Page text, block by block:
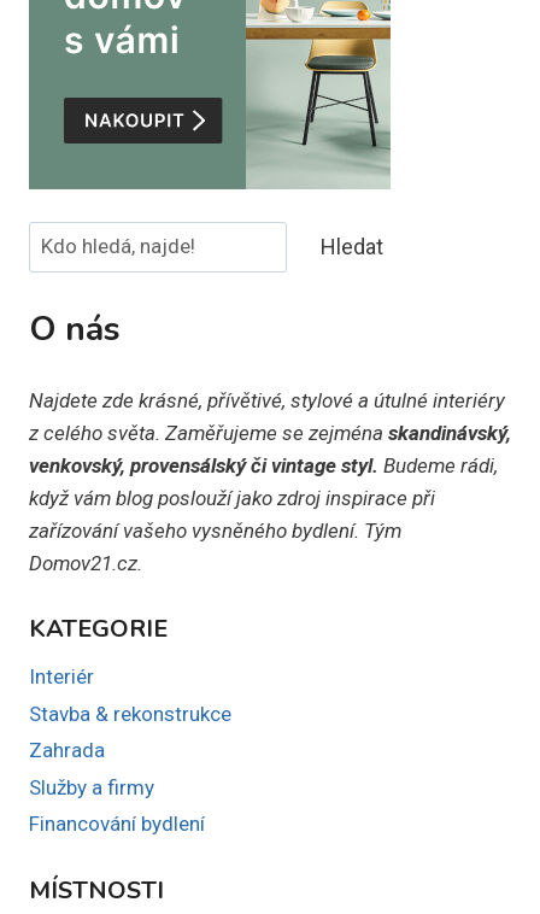
Hledat Hledat
O nás
Najdete zde krásné, přívětivé, stylové a útulné interiéry
z celého světa. Zaměřujeme se zejména skandinávský,
venkovský, provensálský či vintage styl. Budeme rádi,
když vám blog poslouží jako zdroj inspirace při
zařízování vašeho vysněného bydlení. Tým
Domov21.cz.
KATEGORIE
Interiér
Stavba & rekonstrukce
Zahrada
Služby a firmy
Financování bydlení
MÍSTNOSTI